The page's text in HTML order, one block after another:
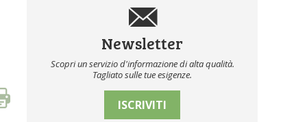
Newsletter
Scopri un servizio d'informazione di alta qualità.
Tagliato sulle tue esigenze.
ISCRIVITI